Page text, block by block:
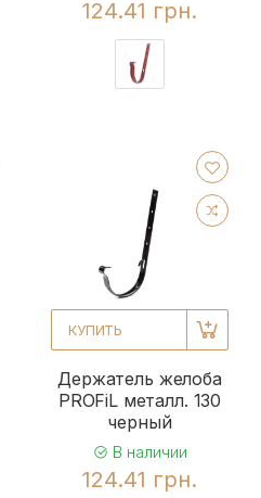
124.41 грн.
КУПИТЬ
Держатель желоба
PROFiL металл. 130
черный
В наличии
124.41 грн.